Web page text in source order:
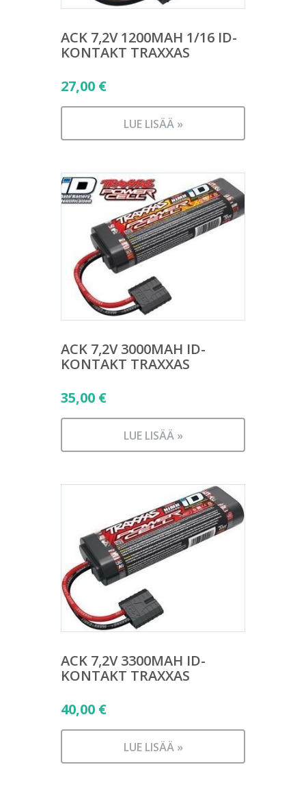
ACK 7,2V 1200MAH 1/16 ID-
KONTAKT TRAXXAS
27,00 €
LUE LISÄÄ »
ACK 7,2V 3000MAH ID-
KONTAKT TRAXXAS
35,00 €
LUE LISÄÄ »
ACK 7,2V 3300MAH ID-
KONTAKT TRAXXAS
40,00 €
LUE LISÄÄ »